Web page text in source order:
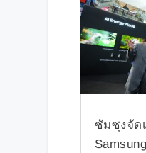
ซัมซุงจัด